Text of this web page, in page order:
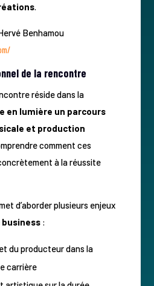
.
Benhamou
de la rencontre
réside dans la
en lumière un parcours
et production
comment ces
à la réussite
d’aborder plusieurs enjeux
business:
du producteur dans la
carrière